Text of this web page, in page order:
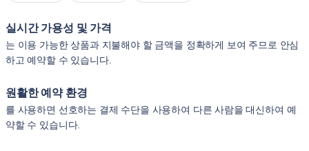
실시간 가용성 및 가격
는 이용 가능한 상품과 지불해야 할 금액을 정확하게 보여 주므로 안심
하고 예약할 수 있습니다.
원활한 예약 환경
를 사용하면 선호하는 결제 수단을 사용하여 다른 사람을 대신하여 예
약할 수 있습니다.